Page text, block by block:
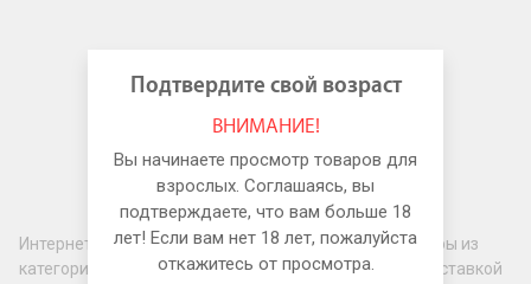
Интернет-аптека WER.ru предлагает вам купить товары из
категории Секс-мебель, качели, приспособления с доставкой
Подтвердите свой возраст
ВНИМАНИЕ!
Вы начинаете просмотр товаров для
взрослых. Соглашаясь, вы
подтверждаете, что вам больше 18
лет! Если вам нет 18 лет, пожалуйста
откажитесь от просмотра.